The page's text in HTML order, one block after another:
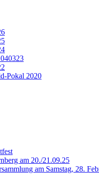
Pokal 2020
am 20./21.09.25
am Samstag, 28.